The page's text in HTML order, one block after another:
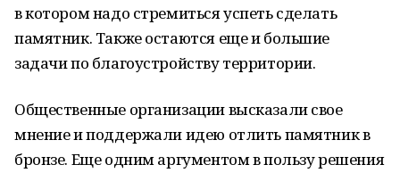
в котором надо стремиться успеть сделать
памятник. Также остаются еще и большие
задачи по благоустройству территории.
Общественные организации высказали свое
мнение и поддержали идею отлить памятник в
бронзе. Еще одним аргументом в пользу решения